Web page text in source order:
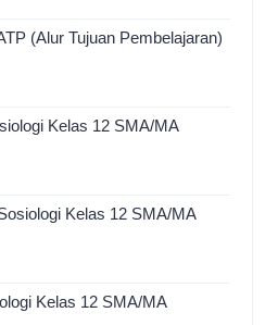
(Alur Tujuan Pembelajaran)
Kelas 12 SMA/MA
Kelas 12 SMA/MA
Kelas 12 SMA/MA